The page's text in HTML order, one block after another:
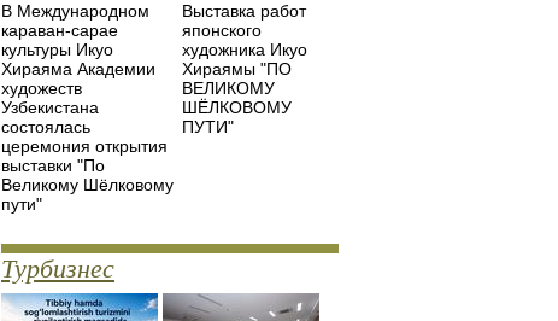
В Международном
караван-сарае
культуры Икуо
Хираяма Академии
художеств
Узбекистана
состоялась
церемония открытия
выставки "По
Великому Шёлковому
пути"
Выставка работ
японского
художника Икуо
Хираямы "ПО
ВЕЛИКОМУ
ШЁЛКОВОМУ
ПУТИ"
Турбизнес